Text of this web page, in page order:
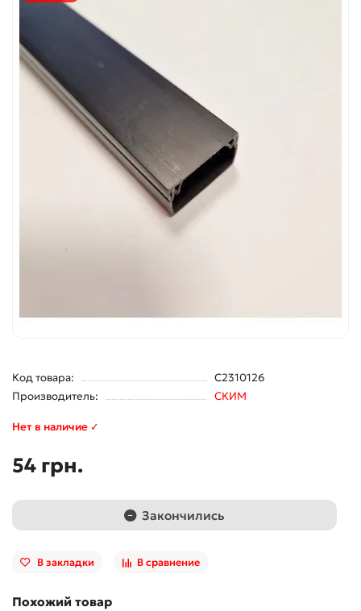
Код товара:
С2310126
Производитель:
СКИМ
Нет в наличие ✓
54 грн.
Закончились
В закладки В сравнение
Похожий товар